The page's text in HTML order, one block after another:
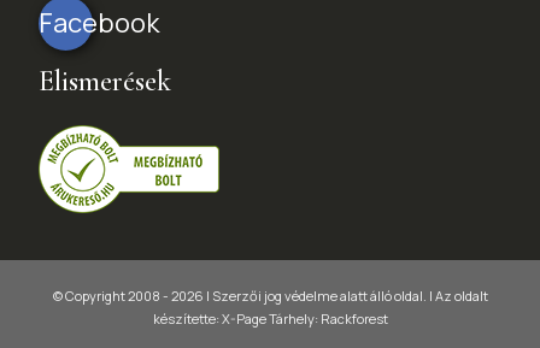
Facebook
Elismerések
© Copyright 2008 - 2026 | Szerzői jog védelme alatt álló oldal. | Az oldalt
készítette: X-PageTárhely: Rackforest